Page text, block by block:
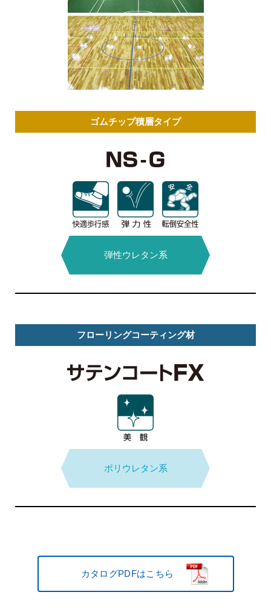
ゴムチップ積層タイプ
弾性ウレタン系
フローリングコーティング材
ポリウレタン系
カタログPDFはこちら
溶剤型
エポキシ系
導電床
無溶剤型
エポキシ系
溶剤型
エポキシ系
エポキシ系
ケイ酸塩系
カタログPDFはこちら
タイプ
タイプ
耐汚染性
トップコート